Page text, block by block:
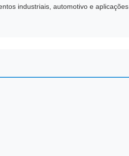
industriais, automotivo e aplicações